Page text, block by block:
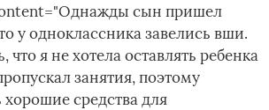
сын пришел
у одноклассника завелись вши.
что я не хотела оставлять ребенка
занятия, поэтому
хорошие средства для